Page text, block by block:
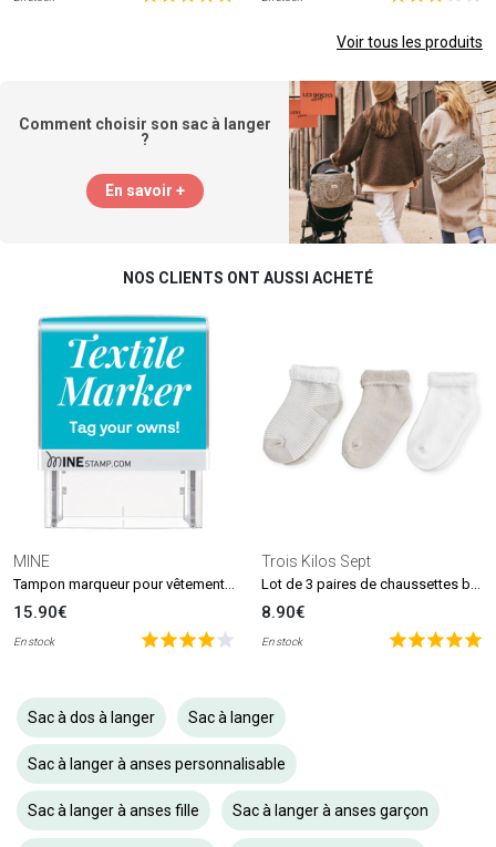
Voir tous les produits
Comment choisir son sac à langer
?
En savoir +
NOS CLIENTS ONT AUSSI ACHETÉ
MINE
Tampon marqueur pour vêtements et livres MINE Stamp
15.90€
En stock
Trois Kilos Sept
Lot de 3 paires de chaussettes beige et blanc (0-6 mois)
8.90€
En stock
Sac à dos à langer Sac à langer
Sac à langer à anses personnalisable
Sac à langer à anses fille Sac à langer à anses garçon